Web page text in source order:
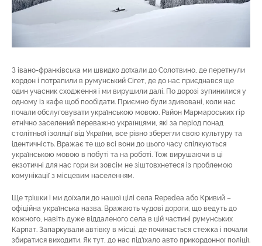
З івано-франківська ми швидко доїхали до Солотвино, де перетнули
кордон і потрапили в румунський Сігет, де до нас приєднався ще
один учасник сходження і ми вирушили далі. По дорозі зупинилися у
одному із кафе щоб пообідати. Приємно були здивовані, коли нас
почали обслуговувати українською мовою. Район Мармароських гір
етнічно заселений переважно українцями, які за період понад
столітньої ізоляції від України, все рівно зберегли свою культуру та
ідентичність. Вражає те що всі вони до цього часу спілкуються
українською мовою в побуті та на роботі. Тож вирушаючи в ці
екзотичні для нас гори ви зовсім не зіштовхнетеся із проблемою
комунікації з місцевим населенням.
Ще трішки і ми доїхали до нашої цілі села Repedea або Кривий –
офіційна українська назва. Вражають чудові дороги, що ведуть до
кожного, навіть дуже віддаленого села в цій частині румунських
Карпат. Запаркували автівку в місці, де починається стежка і почали
збиратися виходити. Як тут, до нас під’їхало авто прикордонної поліції.